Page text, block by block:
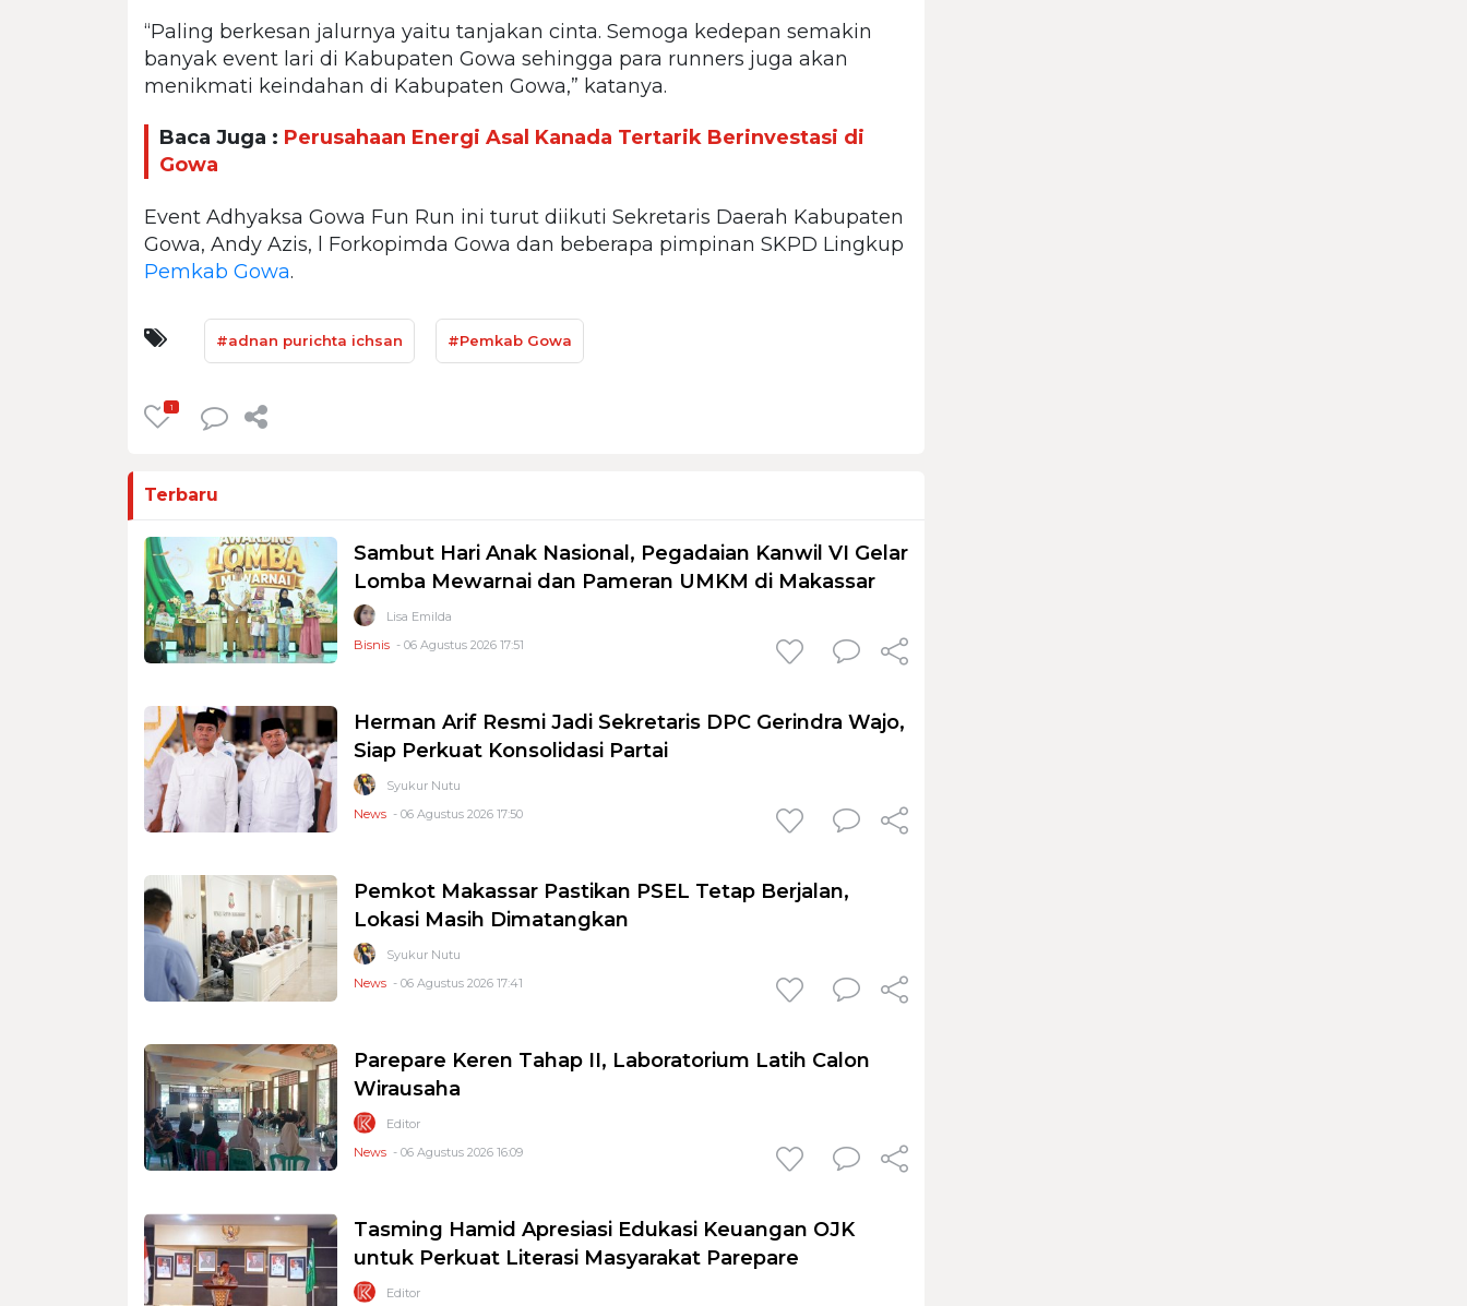
“Paling berkesan jalurnya yaitu tanjakan cinta. Semoga kedepan semakin
banyak event lari di Kabupaten Gowa sehingga para runners juga akan
menikmati keindahan di Kabupaten Gowa,” katanya.
Baca Juga : Perusahaan Energi Asal Kanada Tertarik Berinvestasi di
Gowa
Event Adhyaksa Gowa Fun Run ini turut diikuti Sekretaris Daerah Kabupaten
Gowa, Andy Azis, l Forkopimda Gowa dan beberapa pimpinan SKPD Lingkup
Pemkab Gowa.
#adnan purichta ichsan #Pemkab Gowa
1
Terbaru
Sambut Hari Anak Nasional, Pegadaian Kanwil VI Gelar
Lomba Mewarnai dan Pameran UMKM di Makassar
Lisa Emilda
Bisnis - 06 Agustus 2026 17:51
Herman Arif Resmi Jadi Sekretaris DPC Gerindra Wajo,
Siap Perkuat Konsolidasi Partai
Syukur Nutu
News - 06 Agustus 2026 17:50
Pemkot Makassar Pastikan PSEL Tetap Berjalan,
Lokasi Masih Dimatangkan
Syukur Nutu
News - 06 Agustus 2026 17:41
Parepare Keren Tahap II, Laboratorium Latih Calon
Wirausaha
Editor
News - 06 Agustus 2026 16:09
Tasming Hamid Apresiasi Edukasi Keuangan OJK
untuk Perkuat Literasi Masyarakat Parepare
Editor